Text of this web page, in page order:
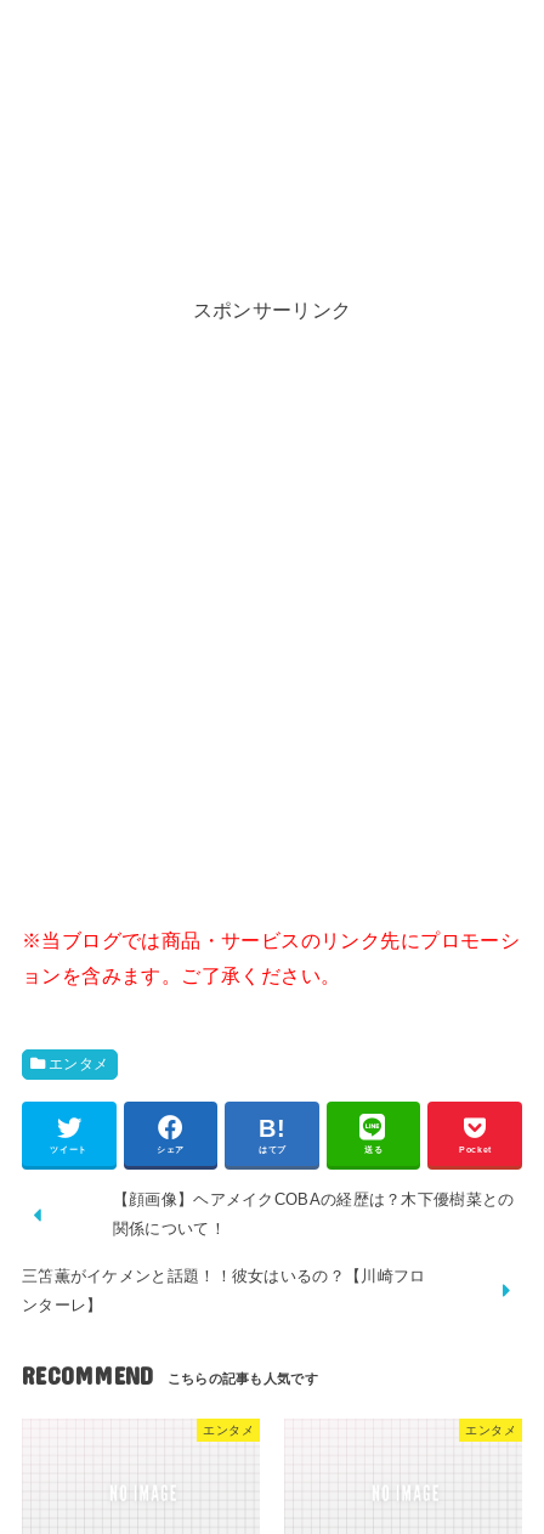
スポンサーリンク
※当ブログでは商品・サービスのリンク先にプロモーシ
ョンを含みます。ご了承ください。
エンタメ
ツイート シェア はてブ 送る Pocket
【顔画像】ヘアメイクCOBAの経歴は？木下優樹菜との
関係について！
三笘薫がイケメンと話題！！彼女はいるの？【川崎フロ
ンターレ】
RECOMMEND
エンタメ エンタメ